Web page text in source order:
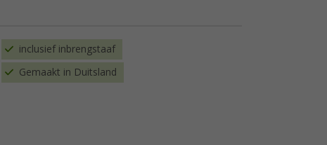
inclusief inbrengstaaf
Gemaakt in Duitsland